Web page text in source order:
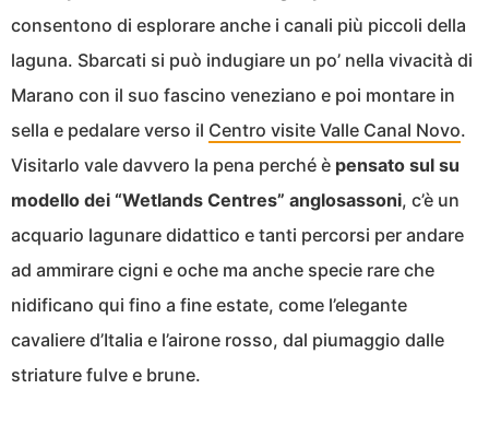
consentono di esplorare anche i canali più piccoli della
laguna. Sbarcati si può indugiare un po’ nella vivacità di
Marano con il suo fascino veneziano e poi montare in
sella e pedalare verso il Centro visite Valle Canal Novo.
Visitarlo vale davvero la pena perché è pensato sul su
modello dei “Wetlands Centres” anglosassoni, c’è un
acquario lagunare didattico e tanti percorsi per andare
ad ammirare cigni e oche ma anche specie rare che
nidificano qui fino a fine estate, come l’elegante
cavaliere d’Italia e l’airone rosso, dal piumaggio dalle
striature fulve e brune.